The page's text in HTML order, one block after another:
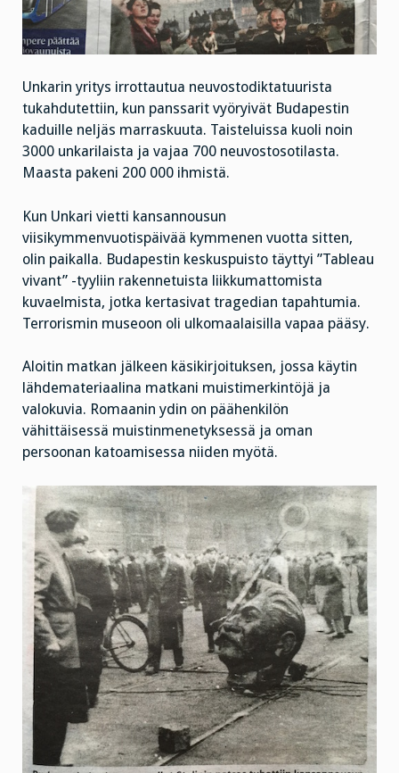
Unkarin yritys irrottautua neuvostodiktatuurista
tukahdutettiin, kun panssarit vyöryivät Budapestin
kaduille neljäs marraskuuta. Taisteluissa kuoli noin
3000 unkarilaista ja vajaa 700 neuvostosotilasta.
Maasta pakeni 200 000 ihmistä.
Kun Unkari vietti kansannousun
viisikymmenvuotispäivää kymmenen vuotta sitten,
olin paikalla. Budapestin keskuspuisto täyttyi ”Tableau
vivant” -tyyliin rakennetuista liikkumattomista
kuvaelmista, jotka kertasivat tragedian tapahtumia.
Terrorismin museoon oli ulkomaalaisilla vapaa pääsy.
Aloitin matkan jälkeen käsikirjoituksen, jossa käytin
lähdemateriaalina matkani muistimerkintöjä ja
valokuvia. Romaanin ydin on päähenkilön
vähittäisessä muistinmenetyksessä ja oman
persoonan katoamisessa niiden myötä.